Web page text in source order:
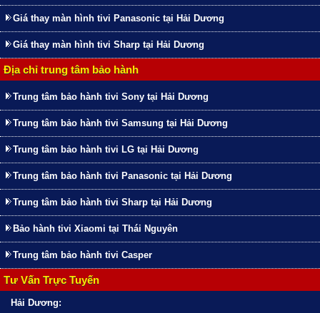
Giá thay màn hình tivi Panasonic tại Hải Dương
Giá thay màn hình tivi Sharp tại Hải Dương
Địa chỉ trung tâm bảo hành
Trung tâm bảo hành tivi Sony tại Hải Dương
Trung tâm bảo hành tivi Samsung tại Hải Dương
Trung tâm bảo hành tivi LG tại Hải Dương
Trung tâm bảo hành tivi Panasonic tại Hải Dương
Trung tâm bảo hành tivi Sharp tại Hải Dương
Bảo hành tivi Xiaomi tại Thái Nguyên
Trung tâm bảo hành tivi Casper
Tư Vấn Trực Tuyến
Hải Dương: